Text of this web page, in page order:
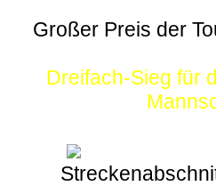
Großer Preis der
Dreifach-Sieg für